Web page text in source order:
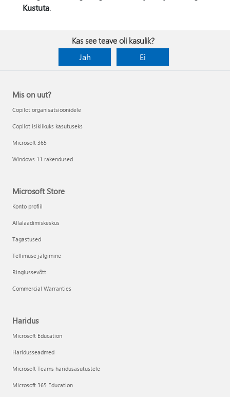
Kustuta.
Kas see teave oli kasulik?
Jah
Ei
Mis on uut?
Copilot organisatsioonidele
Copilot isiklikuks kasutuseks
Microsoft 365
Windows 11 rakendused
Microsoft Store
Konto profiil
Allalaadimiskeskus
Tagastused
Tellimuse jälgimine
Ringlussevõtt
Commercial Warranties
Haridus
Microsoft Education
Haridusseadmed
Microsoft Teams haridusasutustele
Microsoft 365 Education